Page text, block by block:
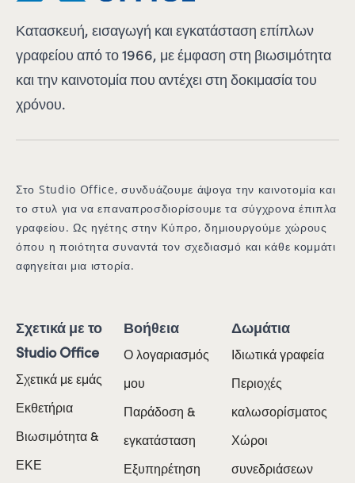
Κατασκευή, εισαγωγή και εγκατάσταση επίπλων
γραφείου από το 1966, με έμφαση στη βιωσιμότητα
και την καινοτομία που αντέχει στη δοκιμασία του
χρόνου.
Στο Studio Office, συνδυάζουμε άψογα την καινοτομία και
το στυλ για να επαναπροσδιορίσουμε τα σύγχρονα έπιπλα
γραφείου. Ως ηγέτης στην Κύπρο, δημιουργούμε χώρους
όπου η ποιότητα συναντά τον σχεδιασμό και κάθε κομμάτι
αφηγείται μια ιστορία.
Σχετικά με το
Studio Office
Σχετικά με εμάς
Εκθετήρια
Βιωσιμότητα &
ΕΚΕ
Βοήθεια
Ο λογαριασμός
μου
Παράδοση &
εγκατάσταση
Εξυπηρέτηση
Δωμάτια
Ιδιωτικά γραφεία
Περιοχές
καλωσορίσματος
Χώροι
συνεδριάσεων